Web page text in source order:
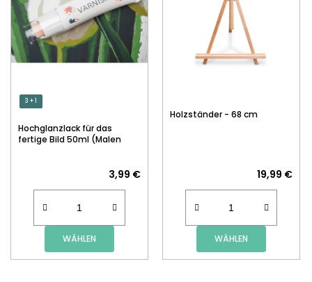
3 + 1
Hochglanzlack für das
fertige Bild 50ml (Malen
3,99 €
WÄHLEN
Holzständer - 68 cm
19,99 €
WÄHLEN